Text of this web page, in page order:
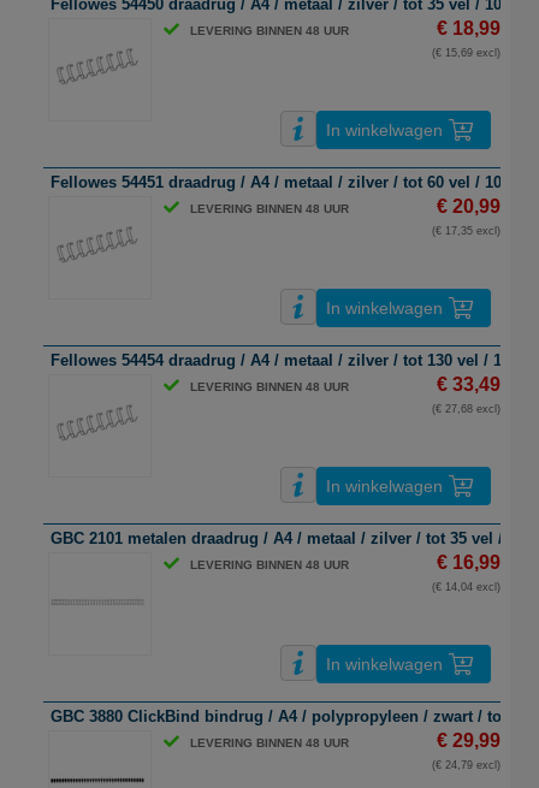
Fellowes 54450 draadrug / A4 / metaal / zilver / tot 35 vel / 100
LEVERING BINNEN 48 UUR € 18,99
(€ 15,69 excl)
In winkelwagen
Fellowes 54451 draadrug / A4 / metaal / zilver / tot 60 vel / 100
LEVERING BINNEN 48 UUR € 20,99
(€ 17,35 excl)
In winkelwagen
Fellowes 54454 draadrug / A4 / metaal / zilver / tot 130 vel / 100
LEVERING BINNEN 48 UUR € 33,49
(€ 27,68 excl)
In winkelwagen
GBC 2101 metalen draadrug / A4 / metaal / zilver / tot 35 vel / 100
LEVERING BINNEN 48 UUR € 16,99
(€ 14,04 excl)
In winkelwagen
GBC 3880 ClickBind bindrug / A4 / polypropyleen / zwart / tot 95
LEVERING BINNEN 48 UUR € 29,99
(€ 24,79 excl)